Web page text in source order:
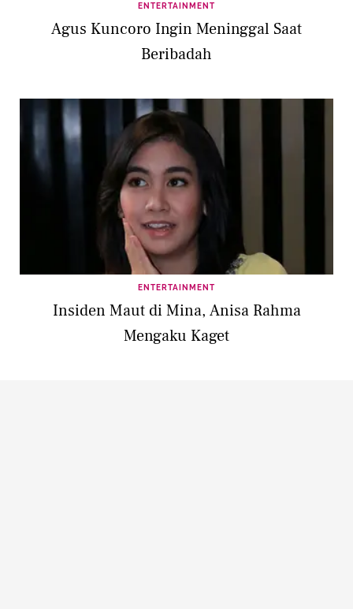
ENTERTAINMENT
Agus Kuncoro Ingin Meninggal Saat
Beribadah
ENTERTAINMENT
Insiden Maut di Mina, Anisa Rahma
Mengaku Kaget